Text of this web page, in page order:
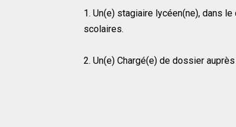
1. Un(e) stagiaire lycéen(ne), dans
scolaires.
2. Un(e) Chargé(e) de dossier